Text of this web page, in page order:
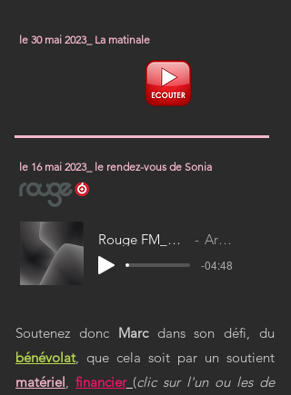
Soutenez donc Marcdans son défi, du
bénévolat, que cela soit par un soutient
matériel, financier (clic sur l'un ou les de
le 16 mai 2023_ le rendez-vous de Sonia
Rouge FM_defi Marc Grognuz Artist Name
-04:48
le 30 mai 2023_ La matinale